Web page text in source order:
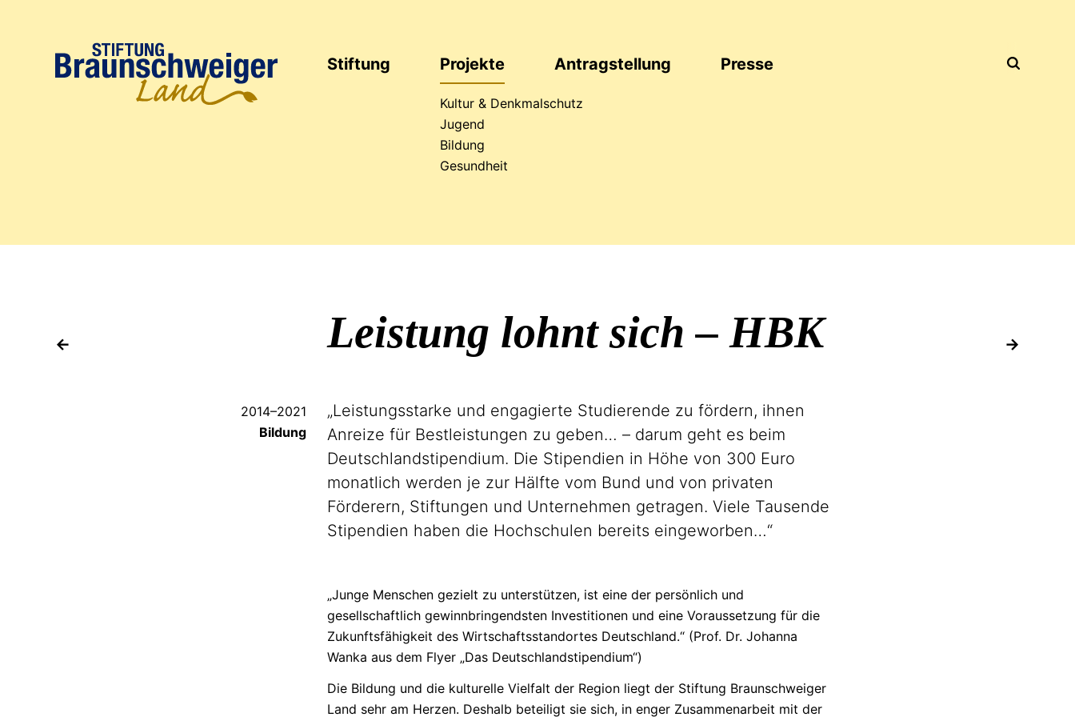
Stiftung Projekte
Kultur & Denkmalschutz
Jugend
Bildung
Gesundheit
Antragstellung Presse
Leistung lohnt sich –HBK
2014–2021
Bildung
„Leistungsstarke und engagierte Studierende zu fördern, ihnen
Anreize für Bestleistungen zu geben… – darum geht es beim
Deutschlandstipendium. Die Stipendien in Höhe von 300 Euro
monatlich werden je zur Hälfte vom Bund und von privaten
Förderern, Stiftungen und Unternehmen getragen. Viele Tausende
Stipendien haben die Hochschulen bereits eingeworben…“
„Junge Menschen gezielt zu unterstützen, ist eine der persönlich und
gesellschaftlich gewinnbringendsten Investitionen und eine Voraussetzung für die
Zukunftsfähigkeit desWirtschaftsstandortes Deutschland.“ (Prof. Dr. Johanna
Wanka aus dem Flyer „Das Deutschlandstipendium“)
Die Bildung und die kulturelle Vielfalt der Region liegt der Stiftung Braunschweiger
Land sehr am Herzen. Deshalb beteiligt sie sich, in enger Zusammenarbeit mit der